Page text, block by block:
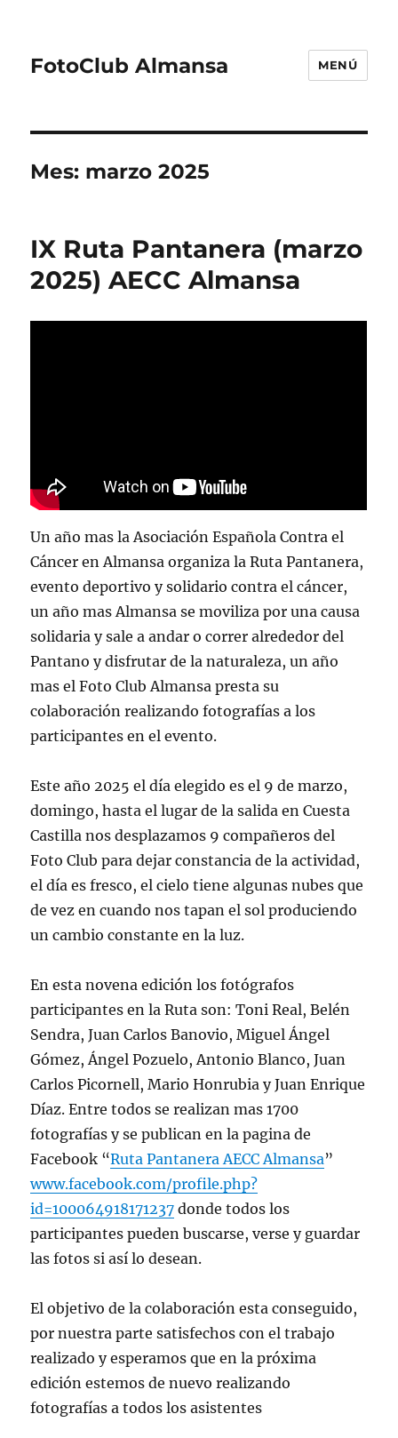
FotoClub Almansa MENÚ
Mes: marzo 2025
IX Ruta Pantanera (marzo
2025) AECC Almansa
Un año mas la Asociación Española Contra el
Cáncer en Almansa organiza la Ruta Pantanera,
evento deportivo y solidario contra el cáncer,
un año mas Almansa se moviliza por una causa
solidaria y sale a andar o correr alrededor del
Pantano y disfrutar de la naturaleza, un año
mas el Foto Club Almansa presta su
colaboración realizando fotografías a los
participantes en el evento.
Este año 2025 el día elegido es el 9 de marzo,
domingo, hasta el lugar de la salida en Cuesta
Castilla nos desplazamos 9 compañeros del
Foto Club para dejar constancia de la actividad,
el día es fresco, el cielo tiene algunas nubes que
de vez en cuando nos tapan el sol produciendo
un cambio constante en la luz.
En esta novena edición los fotógrafos
participantes en la Ruta son: Toni Real, Belén
Sendra, Juan Carlos Banovio, Miguel Ángel
Gómez, Ángel Pozuelo, Antonio Blanco, Juan
Carlos Picornell, Mario Honrubia y Juan Enrique
Díaz. Entre todos se realizan mas 1700
fotografías y se publican en la pagina de
Facebook “Ruta Pantanera AECC Almansa”
www.facebook.com/profile.php?
id=100064918171237 donde todos los
participantes pueden buscarse, verse y guardar
las fotos si así lo desean.
El objetivo de la colaboración esta conseguido,
por nuestra parte satisfechos con el trabajo
realizado y esperamos que en la próxima
edición estemos de nuevo realizando
fotografías a todos los asistentes